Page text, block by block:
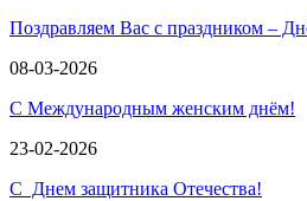
Поздравляем Вас с праздником –
08-03-2026
С Международным женским днём!
23-02-2026
С Днем защитника Отечества!